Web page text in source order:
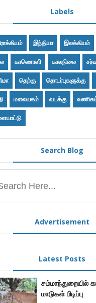
Labels
இந்தியா இலக்கியம்
காணொளி காலநிலை
தெற்கு தொடர்புகளுக்கு
மலையகம் வடக்கு
Search Blog
Advertisement
Latest Posts
சம்மாந்துறையில்
மாடுகள் பிடிப்பு